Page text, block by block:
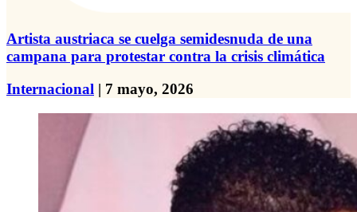
Artista austriaca se cuelga semidesnuda de una
campana para protestar contra la crisis climática
Internacional | 7 mayo, 2026